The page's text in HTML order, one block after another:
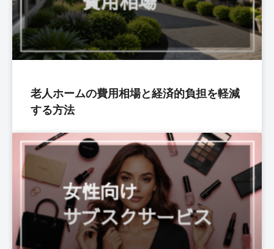
老人ホームの費用相場と経済的負担を軽減
する方法